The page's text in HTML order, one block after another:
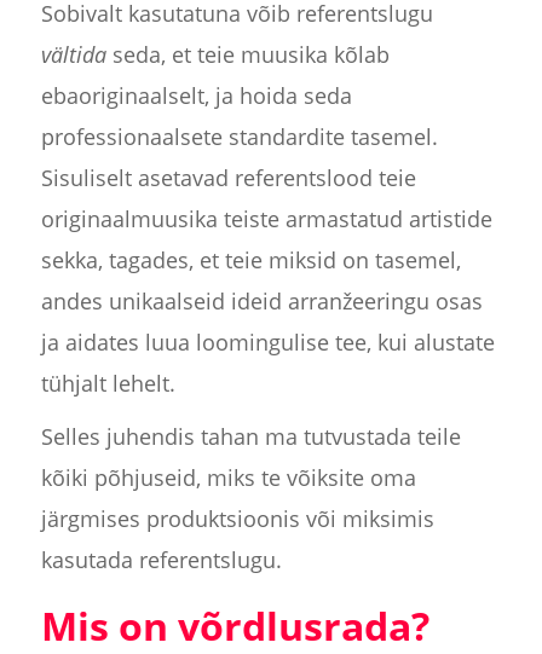
Sobivalt kasutatuna võib referentslugu
vältidaseda, et teie muusika kõlab
ebaoriginaalselt, ja hoida seda
professionaalsete standardite tasemel.
Sisuliselt asetavad referentslood teie
originaalmuusika teiste armastatud artistide
sekka, tagades, et teie miksid on tasemel,
andes unikaalseid ideid arranžeeringu osas
ja aidates luua loomingulise tee, kui alustate
tühjalt lehelt.
Selles juhendis tahan ma tutvustada teile
kõiki põhjuseid, miks te võiksite oma
järgmises produktsioonis või miksimis
kasutada referentslugu.
Mis on võrdlusrada?